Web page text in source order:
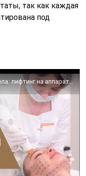
так как каждая
под
💆 Безоперационная подтяжка лица и тела: лифтинг на аппарате Thermage. Аппарат Thermage. ЭСТЕЛАБ. 18+